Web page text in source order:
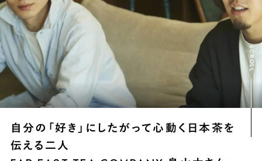
茶と器 茶と食 茶のつくり手たち Ocha SURU? Lab.
PAUSE & INSPIRE ファーストプレイスで、お茶を COLUMN
COLOURS BY CHAGOCORO
お茶でさがす
ブレンドティー 釜炒り茶 番茶 台湾茶 抹茶
ハーブティー 白葉茶 玉露 茎茶 碾茶 中国茶
自分の「好き」にしたがって心動く日本茶を
伝える二人
SCROLL